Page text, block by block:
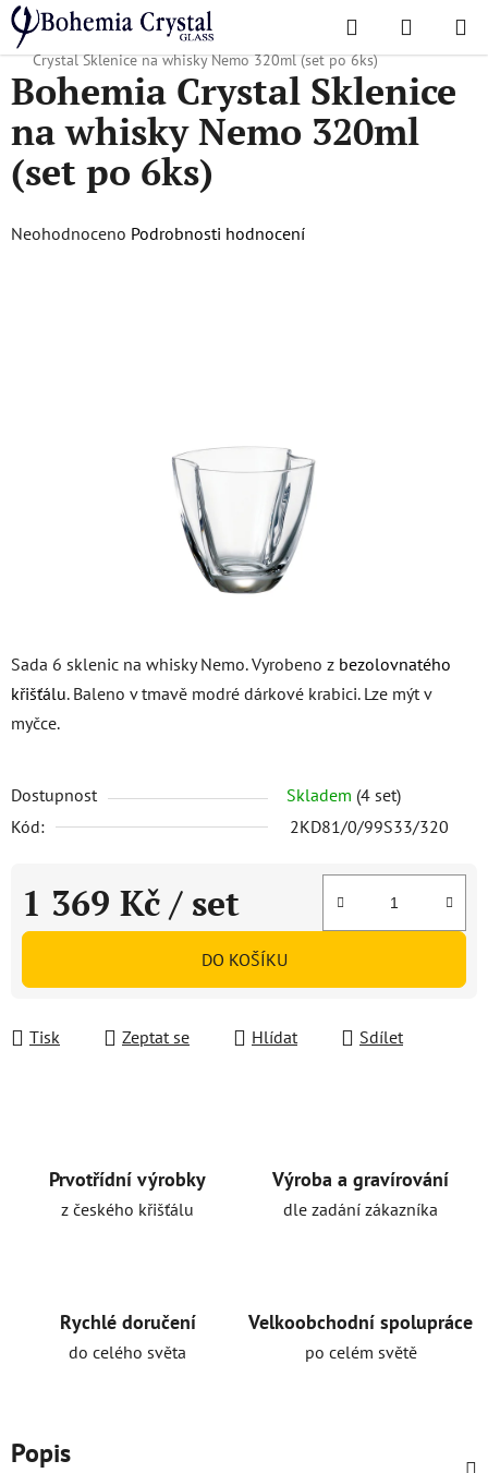
Přejít
na
obsah
Hledat
KOŠÍK
Domů
/ Oblíbené kolekce / Vánoční nabídka Dárky pro něj /
Bohemia
Crystal Sklenice na whisky Nemo 320ml (set po 6ks)
Sada 6 sklenic na whisky Nemo. Vyrobeno z bezolovnatého
křišťálu. Baleno v tmavě modré dárkové krabici. Lze mýt v
myčce.
Dostupnost Skladem (4 set)
Kód:
2KD81/0/99S33/320
1 369 Kč / set
Měrná cena:
DO KOŠÍKU
Tisk Zeptat se Hlídat Sdílet
Bohemia Crystal Sklenice
na whisky Nemo 320ml
(set po 6ks)
Průměrné
Neohodnoceno Podrobnosti hodnocení
Prvotřídní výrobky
z českého křišťálu
Výroba a gravírování
dle zadání zákazníka
Rychlé doručení
do celého světa
Velkoobchodní spolupráce
po celém světě
Popis